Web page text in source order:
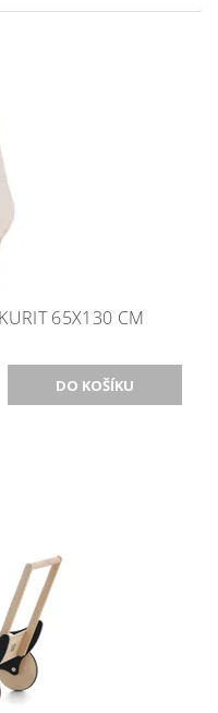
65X130 CM